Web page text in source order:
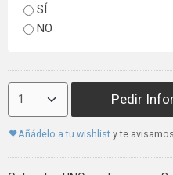
SÍ
NO
Pedir
Añádelo a tu wishlist y te